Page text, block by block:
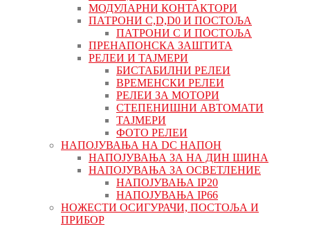
МОДУЛАРНИ КОНТАКТОРИ
ПАТРОНИ C,D,D0 И ПОСТОЉА
ПАТРОНИ C И ПОСТОЉА
ПРЕНАПОНСКА ЗАШТИТА
РЕЛЕИ И ТАЈМЕРИ
БИСТАБИЛНИ РЕЛЕИ
ВРЕМЕНСКИ РЕЛЕИ
РЕЛЕИ ЗА МОТОРИ
СТЕПЕНИШНИ АВТОМАТИ
ТАЈМЕРИ
ФОТО РЕЛЕИ
НАПОЈУВАЊА НА DC НАПОН
НАПОЈУВАЊА ЗА НА ДИН ШИНА
НАПОЈУВАЊА ЗА ОСВЕТЛЕНИЕ
НАПОЈУВАЊА IP20
НАПОЈУВАЊА IP66
НОЖЕСТИ ОСИГУРАЧИ, ПОСТОЉА И
ПРИБОР